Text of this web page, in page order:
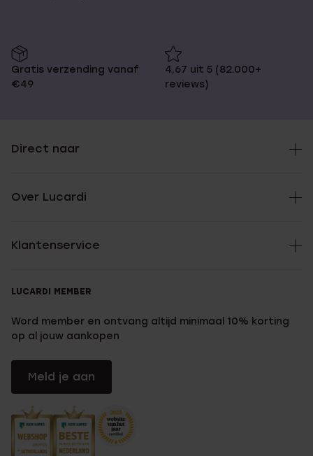
Gratis verzending vanaf
€49
4,67 uit 5 (82.000+
reviews)
Direct naar
Over Lucardi
Klantenservice
LUCARDI MEMBER
Word member en ontvang altijd minimaal 10% korting
op al jouw aankopen
Meld je aan